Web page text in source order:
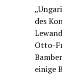
des
Otto-
einige